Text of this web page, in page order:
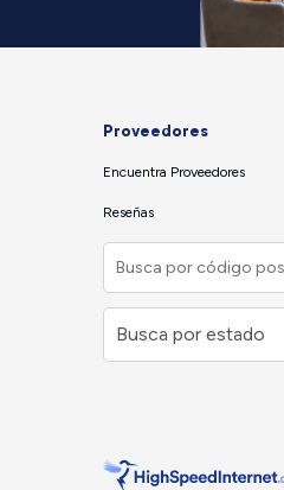
Proveedores
Encuentra Proveedores
Reseñas